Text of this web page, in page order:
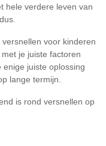
hele verdere leven van
voor kinderen
je juiste factoren
juiste oplossing
lange termijn.
is rond versnellen op